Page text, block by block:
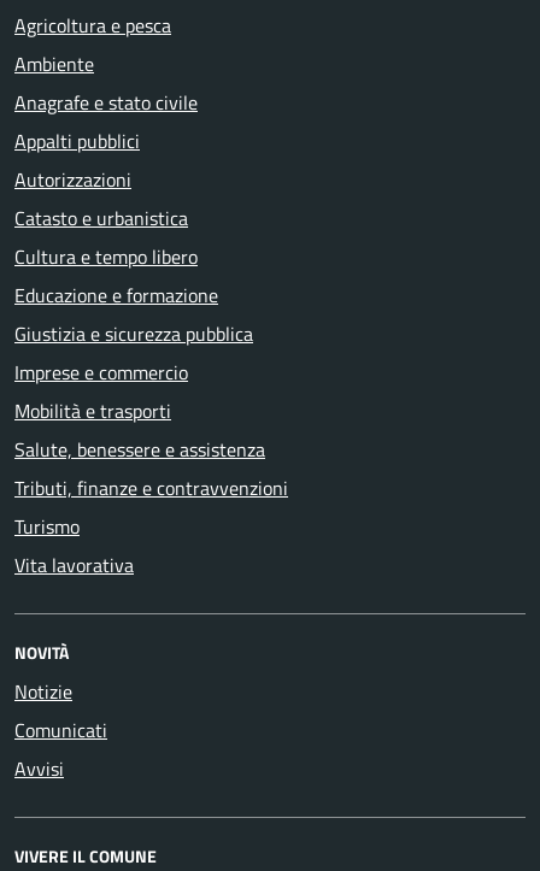
Agricoltura e pesca
Ambiente
Anagrafe e stato civile
Appalti pubblici
Autorizzazioni
Catasto e urbanistica
Cultura e tempo libero
Educazione e formazione
Giustizia e sicurezza pubblica
Imprese e commercio
Mobilità e trasporti
Salute, benessere e assistenza
Tributi, finanze e contravvenzioni
Turismo
Vita lavorativa
NOVITÀ
Notizie
Comunicati
Avvisi
VIVERE IL COMUNE